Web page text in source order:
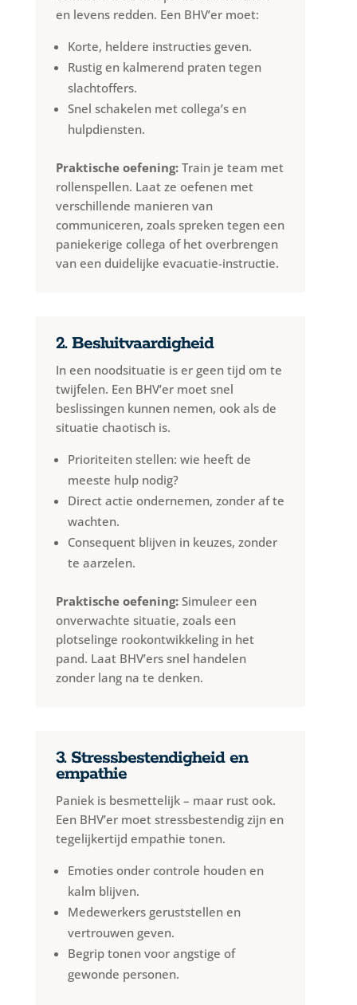
en levens redden. Een BHV’er moet:
Korte, heldere instructies geven.
Rustig en kalmerend praten tegen
slachtoffers.
Snel schakelen met collega’s en
hulpdiensten.
Praktische oefening:Train je team met
rollenspellen. Laat ze oefenen met
verschillende manieren van
communiceren, zoals spreken tegen een
paniekerige collega of het overbrengen
van een duidelijke evacuatie-instructie.
2. Besluitvaardigheid
In een noodsituatie is er geen tijd om te
twijfelen. Een BHV’er moet snel
beslissingen kunnen nemen, ook als de
situatie chaotisch is.
Prioriteiten stellen: wie heeft de
meeste hulp nodig?
Direct actie ondernemen, zonder af te
wachten.
Consequent blijven in keuzes, zonder
te aarzelen.
Praktische oefening:Simuleer een
onverwachte situatie, zoals een
plotselinge rookontwikkeling in het
pand. Laat BHV’ers snel handelen
zonder lang na te denken.
3. Stressbestendigheid en
empathie
Paniek is besmettelijk – maar rust ook.
Een BHV’er moet stressbestendig zijn en
tegelijkertijd empathie tonen.
Emoties onder controle houden en
kalm blijven.
Medewerkers geruststellen en
vertrouwen geven.
Begrip tonen voor angstige of
gewonde personen.